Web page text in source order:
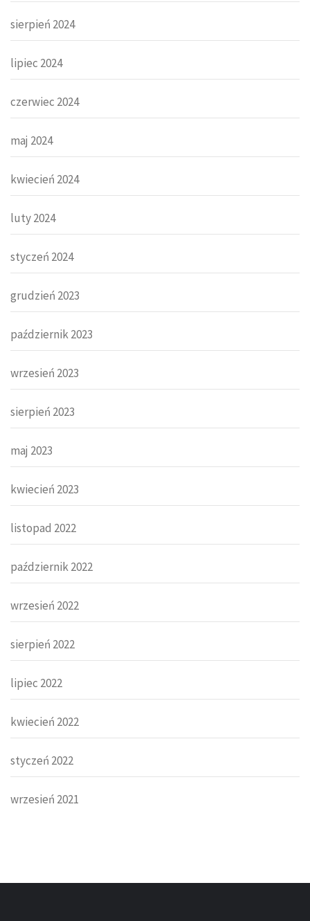
sierpień 2024
lipiec 2024
czerwiec 2024
maj 2024
kwiecień 2024
luty 2024
styczeń 2024
grudzień 2023
październik 2023
wrzesień 2023
sierpień 2023
maj 2023
kwiecień 2023
listopad 2022
październik 2022
wrzesień 2022
sierpień 2022
lipiec 2022
kwiecień 2022
styczeń 2022
wrzesień 2021